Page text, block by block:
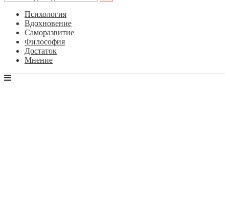
Психология
Вдохновение
Саморазвитие
Философия
Достаток
Мнение